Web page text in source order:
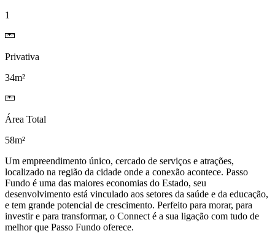
1
Privativa
34m²
Área Total
58m²
Um empreendimento único, cercado de serviços e atrações,
localizado na região da cidade onde a conexão acontece. Passo
Fundo é uma das maiores economias do Estado, seu
desenvolvimento está vinculado aos setores da saúde e da educação,
e tem grande potencial de crescimento. Perfeito para morar, para
investir e para transformar, o Connect é a sua ligação com tudo de
melhor que Passo Fundo oferece.